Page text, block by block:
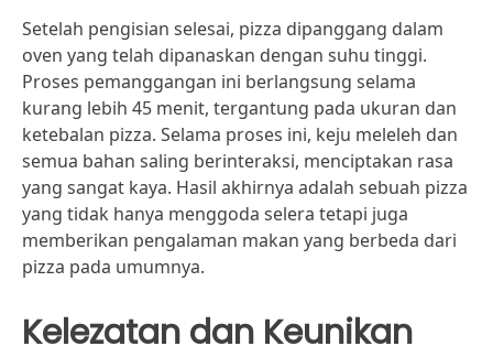
Setelah pengisian selesai, pizza dipanggang dalam
oven yang telah dipanaskan dengan suhu tinggi.
Proses pemanggangan ini berlangsung selama
kurang lebih 45 menit, tergantung pada ukuran dan
ketebalan pizza. Selama proses ini, keju meleleh dan
semua bahan saling berinteraksi, menciptakan rasa
yang sangat kaya. Hasil akhirnya adalah sebuah pizza
yang tidak hanya menggoda selera tetapi juga
memberikan pengalaman makan yang berbeda dari
pizza pada umumnya.
Kelezatan dan Keunikan